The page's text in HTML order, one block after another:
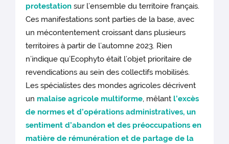
protestation sur l’ensemble du territoire français.
Ces manifestations sont parties de la base, avec
un mécontentement croissant dans plusieurs
territoires à partir de l’automne 2023. Rien
n’indique qu’Ecophyto était l’objet prioritaire de
revendications au sein des collectifs mobilisés.
Les spécialistes des mondes agricoles décrivent
un malaise agricole multiforme, mêlantl’excès
de normes et d’opérations administratives, un
sentiment d’abandon et des préoccupations en
matière de rémunération et de partage de la